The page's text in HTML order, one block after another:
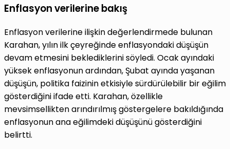
Enflasyon verilerine bakış
Enflasyon verilerine ilişkin değerlendirmede bulunan
Karahan, yılın ilk çeyreğinde enflasyondaki düşüşün
devam etmesini beklediklerini söyledi. Ocak ayındaki
yüksek enflasyonun ardından, Şubat ayında yaşanan
düşüşün, politika faizinin etkisiyle sürdürülebilir bir eğilim
gösterdiğini ifade etti. Karahan, özellikle
mevsimsellikten arındırılmış göstergelere bakıldığında
enflasyonun ana eğilimdeki düşüşünü gösterdiğini
belirtti.